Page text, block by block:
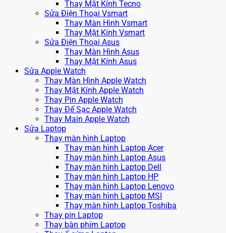
Thay Mặt Kính Tecno
Sửa Điện Thoại Vsmart
Thay Màn Hình Vsmart
Thay Mặt Kính Vsmart
Sửa Điện Thoại Asus
Thay Màn Hình Asus
Thay Mặt Kính Asus
Sửa Apple Watch
Thay Màn Hình Apple Watch
Thay Mặt Kính Apple Watch
Thay Pin Apple Watch
Thay Đế Sạc Apple Watch
Thay Main Apple Watch
Sửa Laptop
Thay màn hình Laptop
Thay màn hình Laptop Acer
Thay màn hình Laptop Asus
Thay màn hình Laptop Dell
Thay màn hình Laptop HP
Thay màn hình Laptop Lenovo
Thay màn hình Laptop MSI
Thay màn hình Laptop Toshiba
Thay pin Laptop
Thay bàn phím Laptop